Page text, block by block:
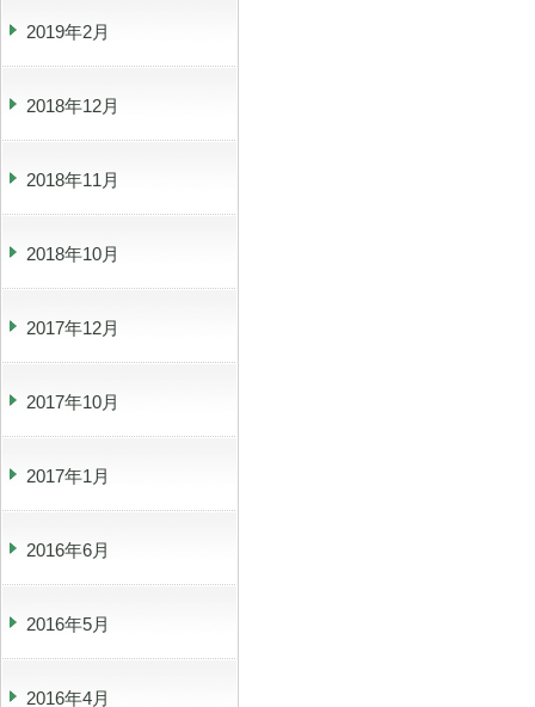
2019年2月
2018年12月
2018年11月
2018年10月
2017年12月
2017年10月
2017年1月
2016年6月
2016年5月
2016年4月